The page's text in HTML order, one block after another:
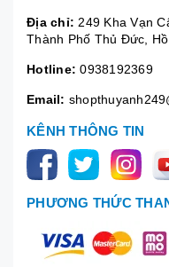
Địa chỉ: 249 Kha Vạn
Thành Phố Thủ Đức,
Hotline: 0938192369
Email:
KÊNH THÔNG TIN
PHƯƠNG THỨC